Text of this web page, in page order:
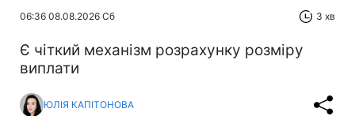
06:36 08.08.2026 Сб 3 хв
Є чіткий механізм розрахунку розміру
виплати
ЮЛІЯ КАПІТОНОВА